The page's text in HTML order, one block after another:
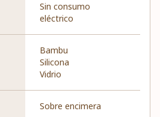
Sin consumo
eléctrico
Bambu
Silicona
Vidrio
Sobre encimera